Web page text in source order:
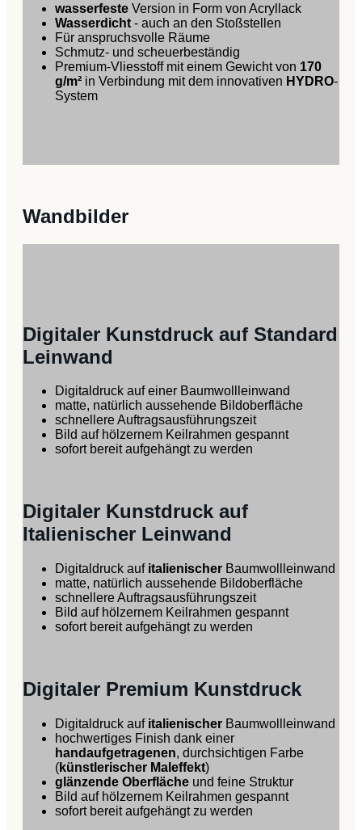
wasserfeste Version in Form von Acryllack
Wasserdicht - auch an den Stoßstellen
Für anspruchsvolle Räume
Schmutz- und scheuerbeständig
Premium-Vliesstoff mit einem Gewicht von 170
g/m² in Verbindung mit dem innovativen HYDRO-
System
Wandbilder
Digitaler Kunstdruck auf Standard
Leinwand
Digitaldruck auf einer Baumwollleinwand
matte, natürlich aussehende Bildoberfläche
schnellere Auftragsausführungszeit
Bild auf hölzernem Keilrahmen gespannt
sofort bereit aufgehängt zu werden
Digitaler Kunstdruck auf
Italienischer Leinwand
Digitaldruck auf italienischer Baumwollleinwand
matte, natürlich aussehende Bildoberfläche
schnellere Auftragsausführungszeit
Bild auf hölzernem Keilrahmen gespannt
sofort bereit aufgehängt zu werden
Digitaler Premium Kunstdruck
Digitaldruck auf italienischer Baumwollleinwand
hochwertiges Finish dank einer
handaufgetragenen, durchsichtigen Farbe
(künstlerischer Maleffekt)
glänzende Oberfläche und feine Struktur
Bild auf hölzernem Keilrahmen gespannt
sofort bereit aufgehängt zu werden